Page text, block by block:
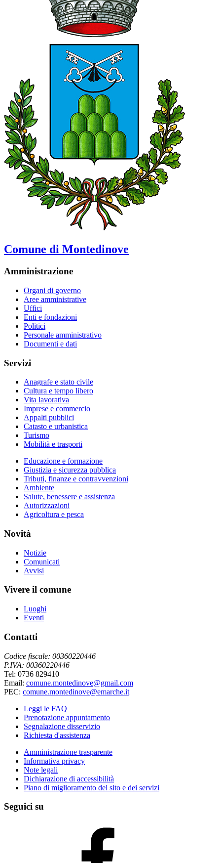
Comune di Montedinove
Amministrazione
Organi di governo
Aree amministrative
Uffici
Enti e fondazioni
Politici
Personale amministrativo
Documenti e dati
Servizi
Anagrafe e stato civile
Cultura e tempo libero
Vita lavorativa
Imprese e commercio
Appalti pubblici
Catasto e urbanistica
Turismo
Mobilità e trasporti
Educazione e formazione
Giustizia e sicurezza pubblica
Tributi, finanze e contravvenzioni
Ambiente
Salute, benessere e assistenza
Autorizzazioni
Agricoltura e pesca
Novità
Notizie
Comunicati
Avvisi
Vivere il comune
Luoghi
Eventi
Contatti
Codice fiscale: 00360220446
P.IVA: 00360220446
Tel: 0736 829410
Email: comune.montedinove@gmail.com
PEC: comune.montedinove@emarche.it
Leggi le FAQ
Prenotazione appuntamento
Segnalazione disservizio
Richiesta d'assistenza
Amministrazione trasparente
Informativa privacy
Note legali
Dichiarazione di accessibilità
Piano di miglioramento del sito e dei servizi
Seguici su